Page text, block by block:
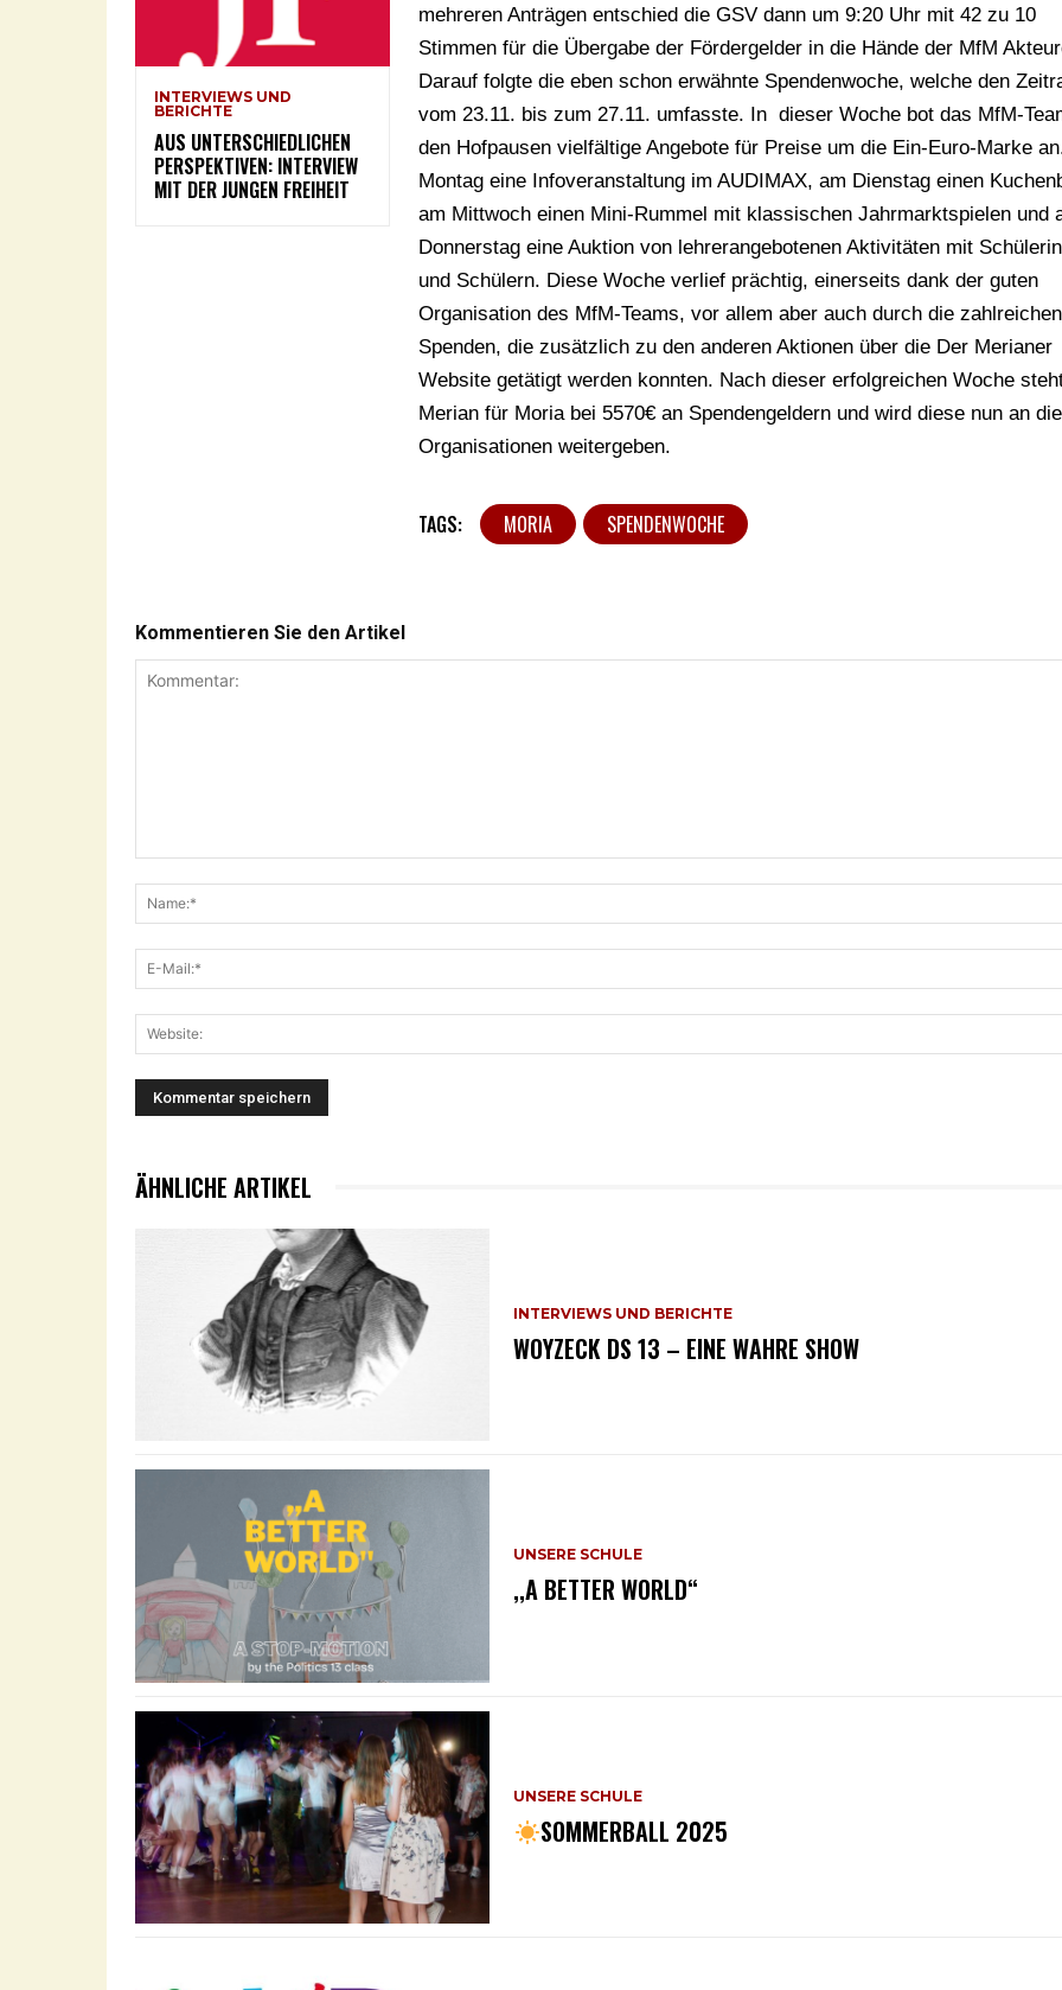
INTERVIEWS UND
BERICHTE
AUS UNTERSCHIEDLICHEN
PERSPEKTIVEN: INTERVIEW
MIT DER JUNGEN FREIHEIT
mehreren Anträgen entschied die GSV dann um 9:20 Uhr mit 42 zu 10
Stimmen für die Übergabe der Fördergelder in die Hände der MfM
Darauf folgte die eben schon erwähnte Spendenwoche, welche den
vom 23.11. bis zum 27.11. umfasste. In dieser Woche bot das MfM-
den Hofpausen vielfältige Angebote für Preise um die Ein-Euro-Marke
Montag eine Infoveranstaltung im AUDIMAX, am Dienstag einen
am Mittwoch einen Mini-Rummel mit klassischen Jahrmarktspielen und
Donnerstag eine Auktion von lehrerangebotenen Aktivitäten mit
und Schülern. Diese Woche verlief prächtig, einerseits dank der guten
Organisation des MfM-Teams, vor allem aber auch durch die zahlreichen
Spenden, die zusätzlich zu den anderen Aktionen über die Der Merianer
Website getätigt werden konnten. Nach dieser erfolgreichen Woche
Merian für Moria bei 5570€ an Spendengeldern und wird diese nun an die
Organisationen weitergeben.
TAGS: MORIA SPENDENWOCHE
Kommentieren Sie den Artikel
ÄHNLICHE ARTIKEL
INTERVIEWS UND BERICHTE
WOYZECK DS 13 – EINE WAHRE SHOW
UNSERE SCHULE
,,A BETTER WORLD“
UNSERE SCHULE
SOMMERBALL 2025